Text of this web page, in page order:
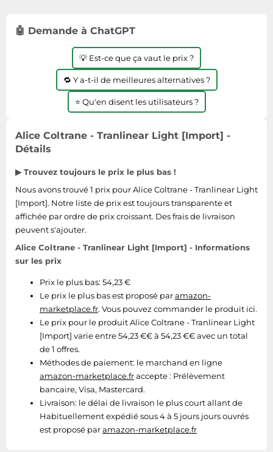
Techniques de mesure
Textiles de maison
Tondeuses
Tronçonneuses
Tuyaux d'arrosage
Éclairage
Éviers
Jeux électroniques
Machines à coudre
Montres connectées
Objectifs photo
Ordinateurs portables
Photo
Plaques de cuisson
Reflex numériques
Robots de cuisine
Réfrigérateurs
Smartphones
Sèche-linge
Tablettes tactiles
Tondeuses cheveux & barbe
Téléphonie
Téléviseurs
Télévision & vidéo
Électroménager
Vélos biking
Vêtements de sport
Équipement outdoor
🤖 Demande à ChatGPT
💡 Est-ce que ça vaut le prix ?
🔁 Y a-t-il de meilleures alternatives ?
⭐ Qu'en disent les utilisateurs ?
Alice Coltrane - Tranlinear Light [Import] -
Détails
▶ Trouvez toujours le prix le plus bas !
Nous avons trouvé 1 prix pour Alice Coltrane - Tranlinear Light
[Import]. Notre liste de prix est toujours transparente et
affichée par ordre de prix croissant. Des frais de livraison
peuvent s'ajouter.
Alice Coltrane - Tranlinear Light [Import] - Informations
sur les prix
Prix le plus bas: 54,23 €
Le prix le plus bas est proposé paramazon-
marketplace.fr. Vous pouvez commander le produit ici.
Le prix pour le produit Alice Coltrane - Tranlinear Light
[Import] varie entre 54,23 €€ à 54,23 €€ avec un total
de 1 offres.
Méthodes de paiement: le marchand en ligne
amazon-marketplace.fraccepte : Prélèvement
bancaire, Visa, Mastercard.
Livraison: le délai de livraison le plus court allant de
Habituellement expédié sous 4 à 5 jours jours ouvrés
est proposé paramazon-marketplace.fr